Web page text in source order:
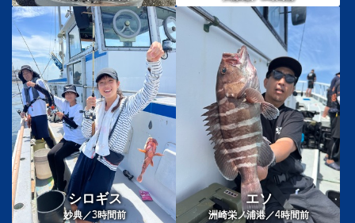
シロギス
妙典／3時間前
エソ
洲崎栄ノ浦港／4時間前